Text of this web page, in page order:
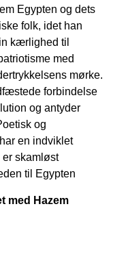
Egypten og dets
folk, idet han
kærlighed til
med
mørke.
forbindelse
og antyder
og
har en indviklet
er skamløst
til Egypten
med Hazem